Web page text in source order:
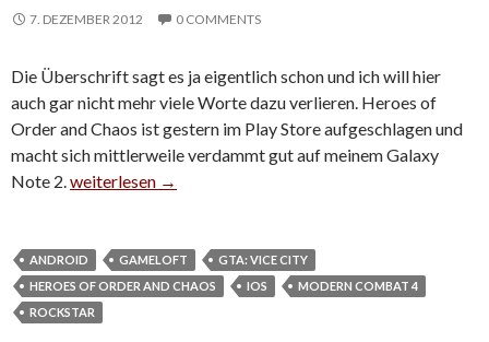
7. DEZEMBER 2012 0 COMMENTS
Die Überschrift sagt es ja eigentlich schon und ich will hier
auch gar nicht mehr viele Worte dazu verlieren. Heroes of
Order and Chaos ist gestern im Play Store aufgeschlagen und
macht sich mittlerweile verdammt gut auf meinem Galaxy
Note 2. Heroes of Order and Chaos auf Android, Modern
weiterlesen →
ANDROID GAMELOFT
GTA: VICE CITY
HEROES OF ORDER AND CHAOS
IOS
MODERN COMBAT 4
ROCKSTAR